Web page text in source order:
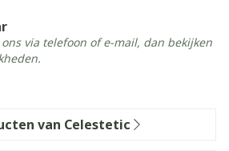
via telefoon of e-mail, dan bekijken
van Celestetic